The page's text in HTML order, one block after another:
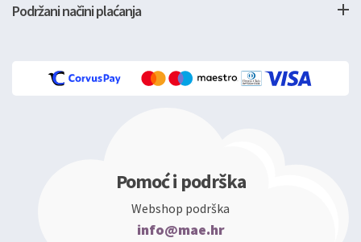
Podržani načini plaćanja
Pomoć i podrška
Webshop podrška
info@mae.hr